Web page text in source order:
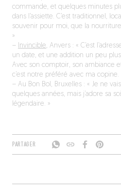
commande, et quelques minutes
dans l’assiette. C’est traditionnel,
souvenir pour moi, que la
»
– Invincible, Anvers : « C’est
un date, et une addition un peu
Avec son comptoir, son ambiance
c’est notre préféré avec ma copine.
– Au Bon Bol, Bruxelles : « Je ne
quelques années, mais j’adore sa
légendaire. »
PARTAGER